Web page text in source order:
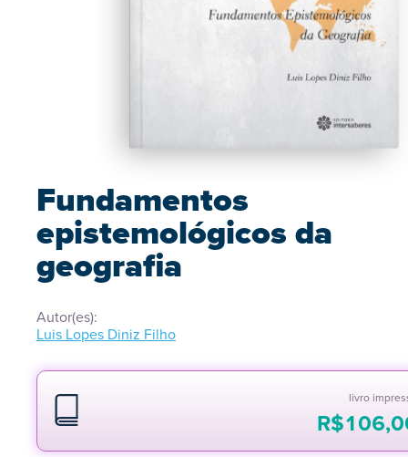
Fundamentos
epistemológicos da
geografia
Autor(es):
Luis Lopes Diniz Filho
livro
R$